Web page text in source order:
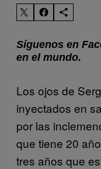
Síguenos en
en el mundo.
Los ojos de
inyectados en
por las
que tiene 20
tres años que